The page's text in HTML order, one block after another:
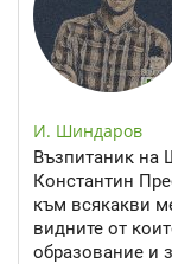
И. Шиндаров
Възпитаник на
Константин
към всякакви
видните от
образование и